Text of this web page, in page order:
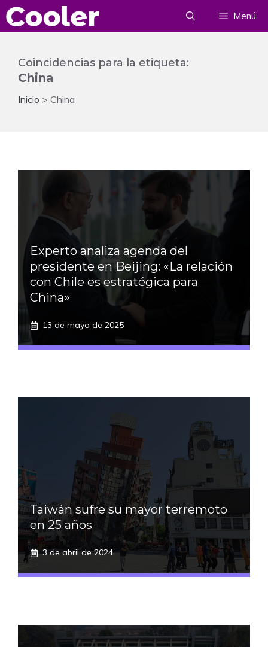
Saltar
al
Menú
Coincidencias para la etiqueta:
China
Inicio > China
Experto analiza agenda del
presidente en Beijing: «La relación
con Chile es estratégica para
China»
13 de mayo de 2025
Taiwán sufre su mayor terremoto
en 25 años
3 de abril de 2024